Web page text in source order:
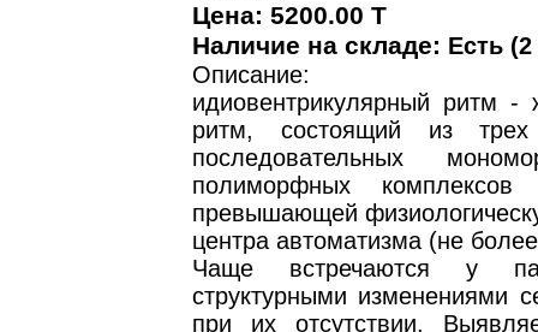
Цена: 5200.00 T
Наличие на складе: Есть
Описание:
идиовентрикулярный ритм -
ритм, состоящий из
последовательных
полиморфных комплексов
превышающей
центра автоматизма (не
Чаще встречаются у
структурными изменениями
при их отсутствии.